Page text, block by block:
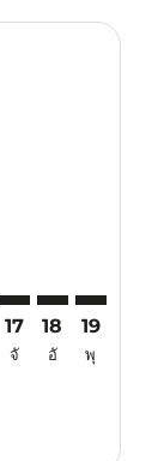
17
จั
18
อั
19
พุ